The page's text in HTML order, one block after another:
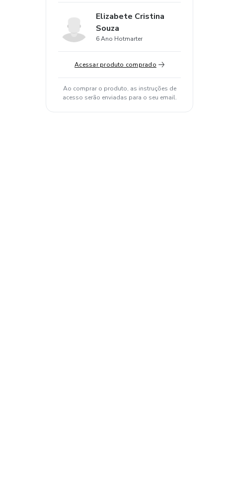
Elizabete Cristina
Souza
6 Ano Hotmarter
Acessar produto comprado
Ao comprar o produto, as instruções de
acesso serão enviadas para o seu email.